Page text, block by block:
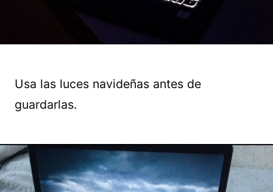
Usa las luces navideñas antes de
guardarlas.